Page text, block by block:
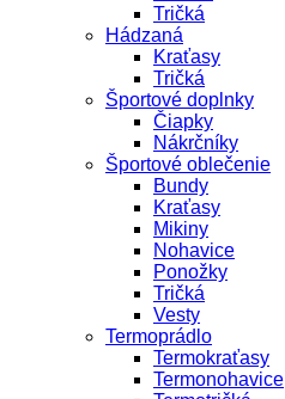
Tričká
Hádzaná
Kraťasy
Tričká
Športové doplnky
Čiapky
Nákrčníky
Športové oblečenie
Bundy
Kraťasy
Mikiny
Nohavice
Ponožky
Tričká
Vesty
Termoprádlo
Termokraťasy
Termonohavice